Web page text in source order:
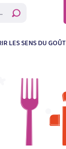
Rechercher
LES SENS DU GOÛT